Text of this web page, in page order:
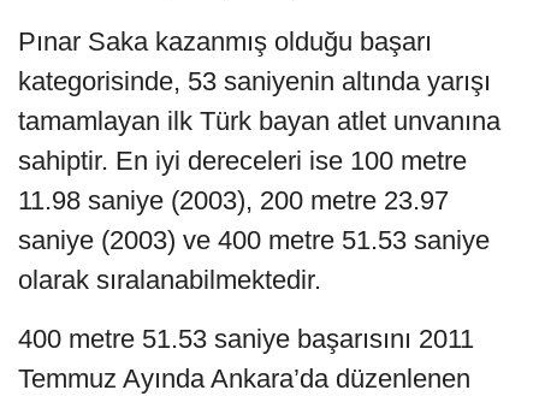
Pınar Saka kazanmış olduğu başarı
kategorisinde, 53 saniyenin altında yarışı
tamamlayan ilk Türk bayan atlet unvanına
sahiptir. En iyi dereceleri ise 100 metre
11.98 saniye (2003), 200 metre 23.97
saniye (2003) ve 400 metre 51.53 saniye
olarak sıralanabilmektedir.
400 metre 51.53 saniye başarısını 2011
Temmuz Ayında Ankara’da düzenlenen